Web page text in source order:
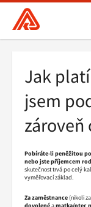
Všeobecná
zdravotní
hlavní
stránka
Drobečková
navigace
Jak
jsem
zároveň
Pobíráte-li peněžitou
nebo jste příjemcem
skutečnost trvá po celý
vyměřovací základ.
Za zaměstnance(nikoli